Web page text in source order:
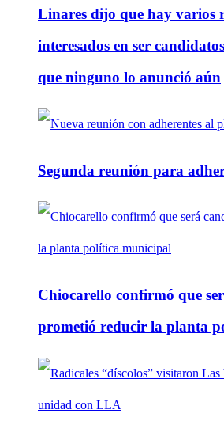
Linares dijo que hay varios
interesados en ser
que ninguno lo anunció aún
Segunda reunión para
Chiocarello confirmó que
prometió reducir la planta